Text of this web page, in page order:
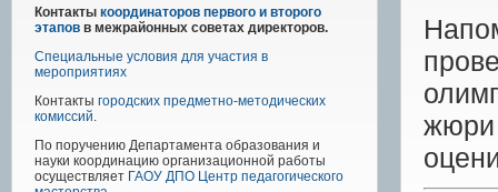
Контакты координаторов первого и второго
этапов в межрайонных советах директоров.
Специальные условия для участия в
мероприятиях
Контакты городских предметно-методических
комиссий.
По поручению Департамента образования и
науки координацию организационной работы
осуществляет ГАОУ ДПО Центр педагогического